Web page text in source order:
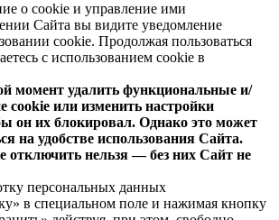
о cookie и управление ими
Сайта вы видите уведомление
cookie. Продолжая пользоваться
с использованием cookie в
момент удалить функциональные и/
cookie или изменить настройки
он их блокировал. Однако это может
на удобстве использования Сайта.
отключить нельзя — без них Сайт не
персональных данных
в специальном поле и нажимая кнопку